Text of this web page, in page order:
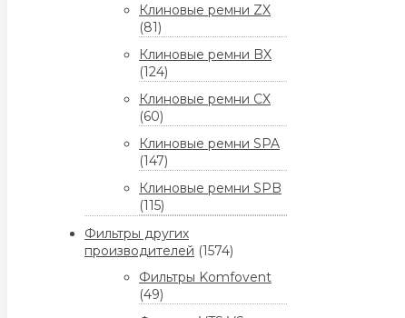
Клиновые ремни ZX
(81)
Клиновые ремни BX
(124)
Клиновые ремни CX
(60)
Клиновые ремни SPA
(147)
Клиновые ремни SPB
(115)
Фильтры других
производителей (1574)
Фильтры Komfovent
(49)